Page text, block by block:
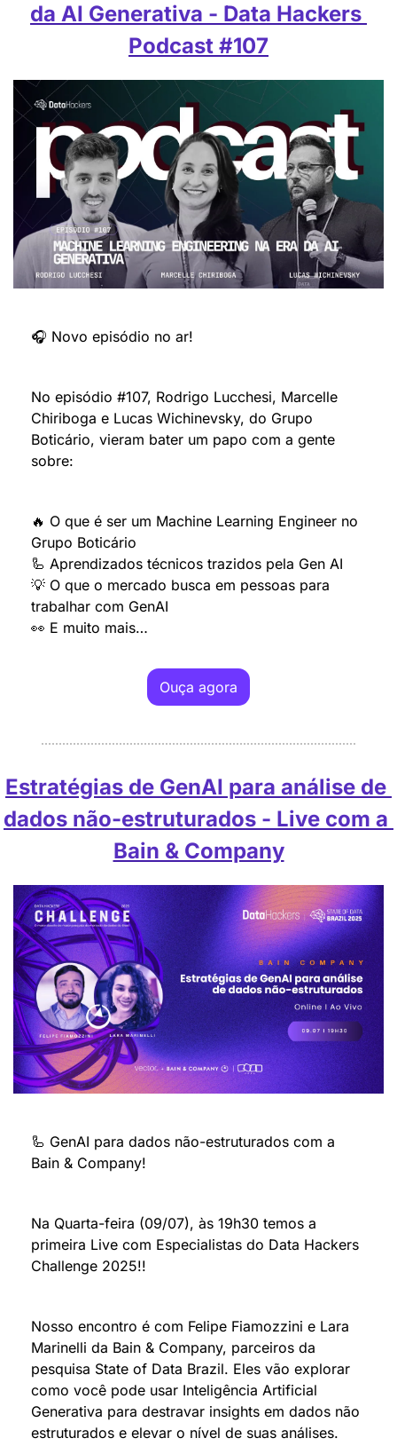
da AI Generativa - Data Hackers
Podcast #107
🎧 Novo episódio no ar!
No episódio #107, Rodrigo Lucchesi, Marcelle
Chiriboga e Lucas Wichinevsky, do Grupo
Boticário, vieram bater um papo com a gente
sobre:
🔥 O que é ser um Machine Learning Engineer no
Grupo Boticário
🦾 Aprendizados técnicos trazidos pela Gen AI
💡 O que o mercado busca em pessoas para
trabalhar com GenAI
👀 E muito mais…
Ouça agora
Estratégias de GenAI para análise de
dados não-estruturados - Live com a
Bain & Company
🦾 GenAI para dados não-estruturados com a
Bain & Company!
Na Quarta-feira (09/07), às 19h30 temos a
primeira Live com Especialistas do Data Hackers
Challenge 2025!!
Nosso encontro é com Felipe Fiamozzini e Lara
Marinelli da Bain & Company, parceiros da
pesquisa State of Data Brazil. Eles vão explorar
como você pode usar Inteligência Artificial
Generativa para destravar insights em dados não
estruturados e elevar o nível de suas análises.